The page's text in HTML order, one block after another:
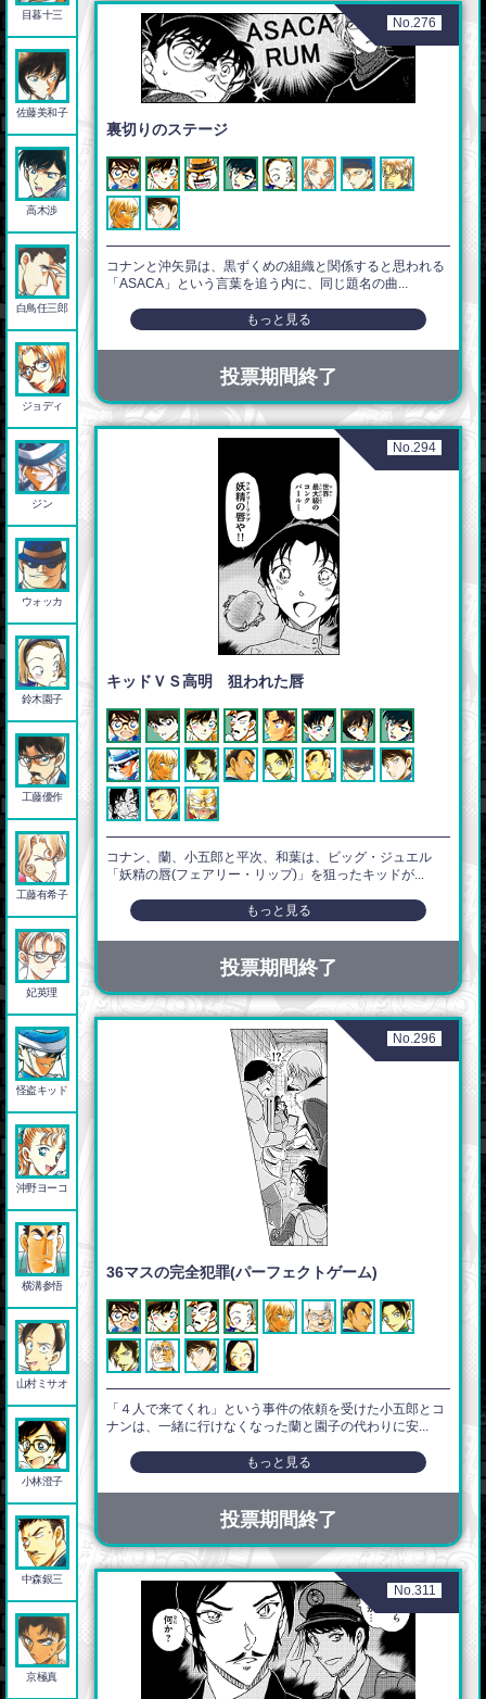
No.276
裏切りのステージ
コナンと沖矢昴は、黒ずくめの組織と関係すると思われる
「ASACA」という言葉を追う内に、同じ題名の曲...
もっと見る
投票期間終了
No.294
キッドＶＳ高明 狙われた唇
コナン、蘭、小五郎と平次、和葉は、ビッグ・ジュエル
「妖精の唇(フェアリー・リップ)」を狙ったキッドが...
もっと見る
投票期間終了
No.296
36マスの完全犯罪(パーフェクトゲーム)
「４人で来てくれ」という事件の依頼を受けた小五郎とコ
ナンは、一緒に行けなくなった蘭と園子の代わりに安...
もっと見る
投票期間終了
No.311
目暮十三
佐藤美和子
高木渉
白鳥任三郎
ジョディ
ジン
ウォッカ
鈴木園子
工藤優作
工藤有希子
妃英理
怪盗キッド
沖野ヨーコ
横溝参悟
山村ミサオ
小林澄子
中森銀三
京極真